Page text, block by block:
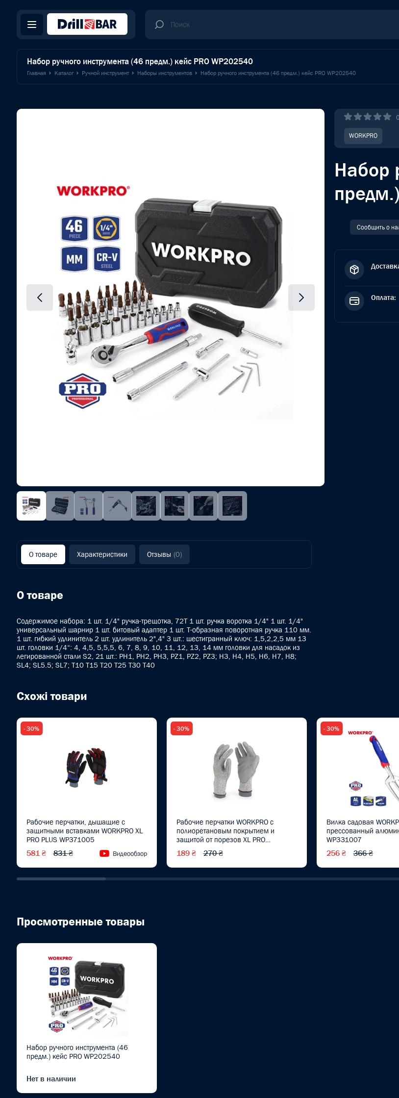
Набор ручного инструмента (46 предм.) кейс PRO WP202540
Главная Каталог Ручной инструмент Наборы инструментов Набор ручного инструмента (46 предм.) кейс PRO WP202540
WORKPRO
Набор
Сообщить о
Оплата:
О товаре Характеристики Отзывы (0)
О товаре
Содержимое набора: 1 шт. 1/4" ручка-трещотка, 72T 1 шт. ручка воротка 1/4" 1 шт. 1/4"
универсальный шарнир 1 шт. битовый адаптер 1 шт. Т-образная поворотная ручка 110 мм.
1 шт. гибкий удлинитель 2 шт. удлинитель 2",4" 3 шт.: шестигранный ключ: 1,5,2,2,5 мм 13
шт. головки 1/4“: 4, 4,5, 5,5,5, 6, 7, 8, 9, 10, 11, 12, 13, 14 мм головки для насадок из
легированной стали S2, 21 шт.: PH1, PH2, PH3, PZ1, PZ2, PZ3; H3, H4, H5, H6, H7, H8;
SL4; SL5.5; SL7; T10 T15 T20 T25 T30 T40
Схожі товари
- 30%
Рабочие перчатки, дышащие с
защитными вставками WORKPRO XL
PRO PLUS WP371005
581 ₴ 831 ₴ Видеообзор
- 30%
Рабочие перчатки WORKPRO с
полиоретановым покрытием и
защитой от порезов XL PRO
189 ₴ 270 ₴
- 30%
Вилка садовая
прессованный
WP331007
256 ₴ 366 ₴
Просмотренные товары
Набор ручного инструмента (46
предм.) кейс PRO WP202540
Нет в наличии